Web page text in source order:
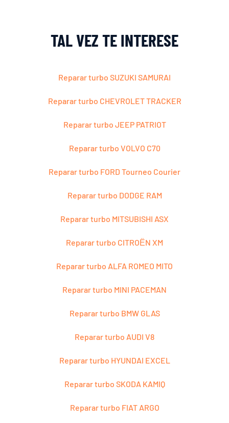
TAL VEZ TE INTERESE
Reparar turbo SUZUKI SAMURAI
Reparar turbo CHEVROLET TRACKER
Reparar turbo JEEP PATRIOT
Reparar turbo VOLVO C70
Reparar turbo FORD Tourneo Courier
Reparar turbo DODGE RAM
Reparar turbo MITSUBISHI ASX
Reparar turbo CITROЁN XM
Reparar turbo ALFA ROMEO MITO
Reparar turbo MINI PACEMAN
Reparar turbo BMW GLAS
Reparar turbo AUDI V8
Reparar turbo HYUNDAI EXCEL
Reparar turbo SKODA KAMIQ
Reparar turbo FIAT ARGO